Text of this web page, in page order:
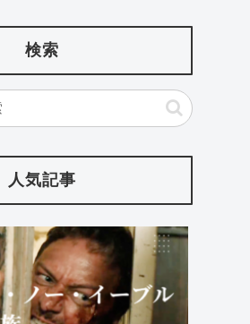
検索
人気記事